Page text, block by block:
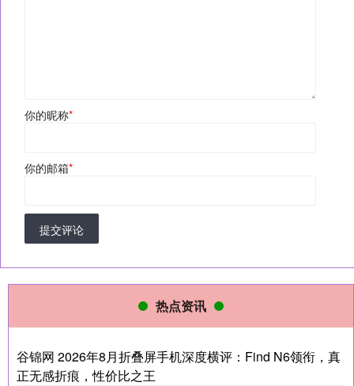
你的昵称*
你的邮箱*
提交评论
热点资讯
谷锦网 2026年8月折叠屏手机深度横评：Find N6领衔，真
正无感折痕，性价比之王